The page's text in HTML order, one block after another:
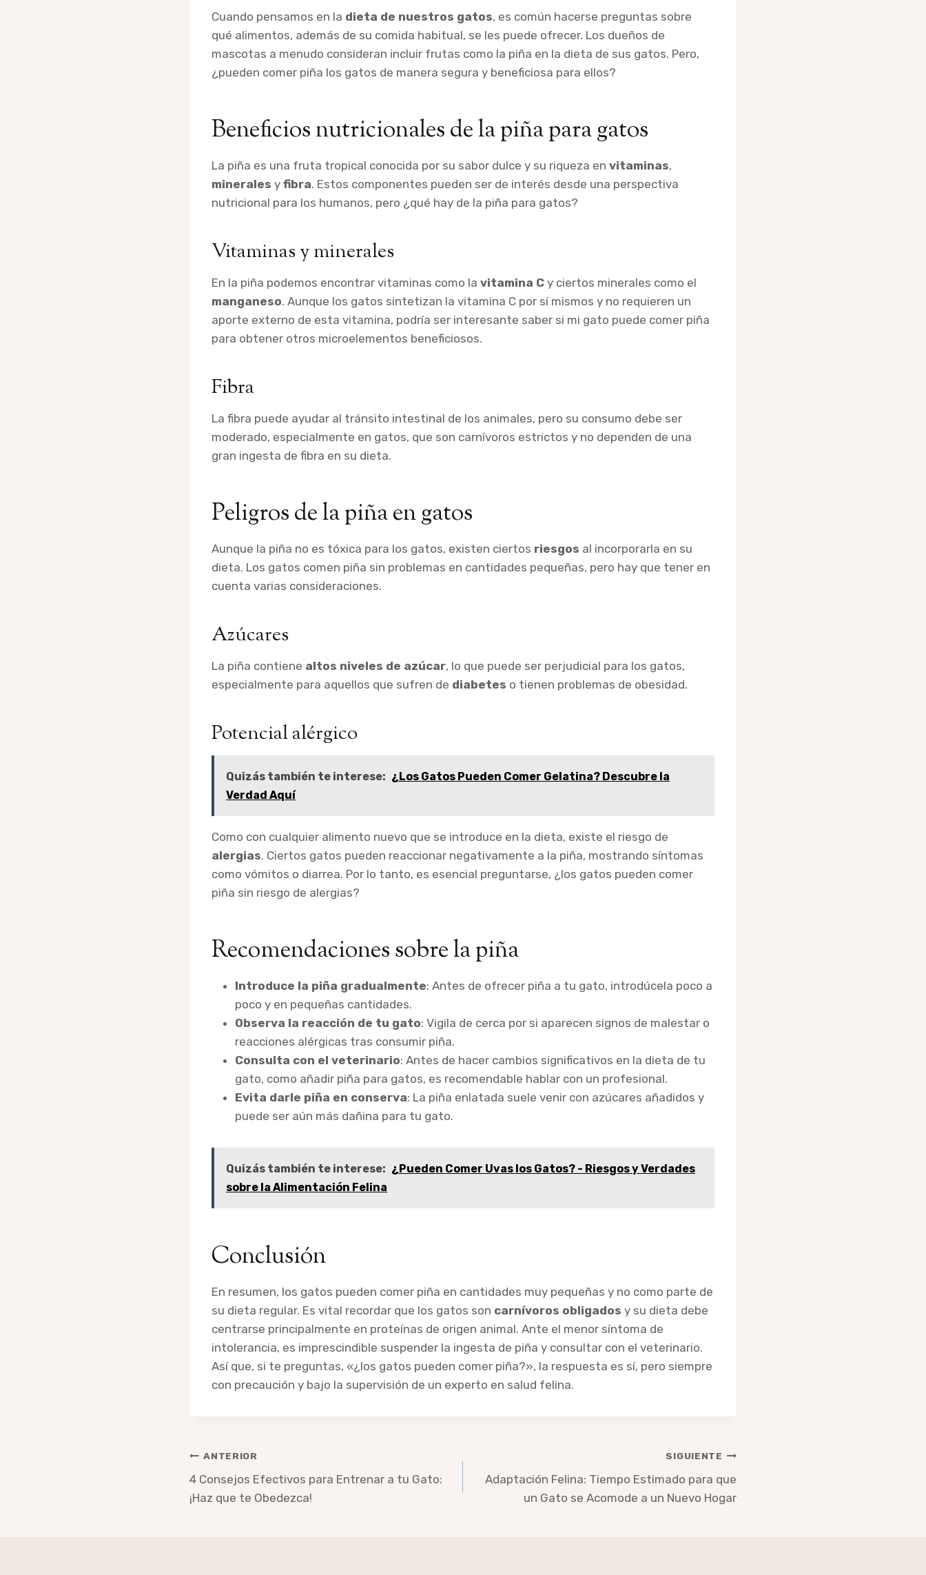
Cuando pensamos en la dieta de nuestros gatos, es común hacerse preguntas sobre
qué alimentos, además de su comida habitual, se les puede ofrecer. Los dueños de
mascotas a menudo consideran incluir frutas como la piña en la dieta de sus gatos. Pero,
¿pueden comer piña los gatos de manera segura y beneficiosa para ellos?
Beneficios nutricionales de la piña para gatos
La piña es una fruta tropical conocida por su sabor dulce y su riqueza en vitaminas,
minerales y fibra. Estos componentes pueden ser de interés desde una perspectiva
nutricional para los humanos, pero ¿qué hay de la piña para gatos?
Vitaminas y minerales
En la piña podemos encontrar vitaminas como la vitamina C y ciertos minerales como el
manganeso. Aunque los gatos sintetizan la vitamina C por sí mismos y no requieren un
aporte externo de esta vitamina, podría ser interesante saber si mi gato puede comer piña
para obtener otros microelementos beneficiosos.
Fibra
La fibra puede ayudar al tránsito intestinal de los animales, pero su consumo debe ser
moderado, especialmente en gatos, que son carnívoros estrictos y no dependen de una
gran ingesta de fibra en su dieta.
Peligros de la piña en gatos
Aunque la piña no es tóxica para los gatos, existen ciertos riesgos al incorporarla en su
dieta. Los gatos comen piña sin problemas en cantidades pequeñas, pero hay que tener en
cuenta varias consideraciones.
Azúcares
La piña contiene altos niveles de azúcar, lo que puede ser perjudicial para los gatos,
especialmente para aquellos que sufren de diabetes o tienen problemas de obesidad.
Potencial alérgico
Quizás también te interese: ¿Los Gatos Pueden Comer Gelatina? Descubre la
Verdad Aquí
Como con cualquier alimento nuevo que se introduce en la dieta, existe el riesgo de
alergias. Ciertos gatos pueden reaccionar negativamente a la piña, mostrando síntomas
como vómitos o diarrea. Por lo tanto, es esencial preguntarse, ¿los gatos pueden comer
piña sin riesgo de alergias?
Recomendaciones sobre la piña
Introduce la piña gradualmente: Antes de ofrecer piña a tu gato, introdúcela poco a
poco y en pequeñas cantidades.
Observa la reacción de tu gato: Vigila de cerca por si aparecen signos de malestar o
reacciones alérgicas tras consumir piña.
Consulta con el veterinario: Antes de hacer cambios significativos en la dieta de tu
gato, como añadir piña para gatos, es recomendable hablar con un profesional.
Evita darle piña en conserva: La piña enlatada suele venir con azúcares añadidos y
puede ser aún más dañina para tu gato.
Quizás también te interese: ¿Pueden Comer Uvas los Gatos? - Riesgos y Verdades
sobre la Alimentación Felina
Conclusión
En resumen, los gatos pueden comer piña en cantidades muy pequeñas y no como parte de
su dieta regular. Es vital recordar que los gatos son carnívoros obligados y su dieta debe
centrarse principalmente en proteínas de origen animal. Ante el menor síntoma de
intolerancia, es imprescindible suspender la ingesta de piña y consultar con el veterinario.
Así que, si te preguntas, «¿los gatos pueden comer piña?», la respuesta es sí, pero siempre
con precaución y bajo la supervisión de un experto en salud felina.
Navegación
de
entradas
ANTERIOR
4 Consejos Efectivos para Entrenar a tu Gato:
¡Haz que te Obedezca!
SIGUIENTE
Adaptación Felina: Tiempo Estimado para que
un Gato se Acomode a un Nuevo Hogar